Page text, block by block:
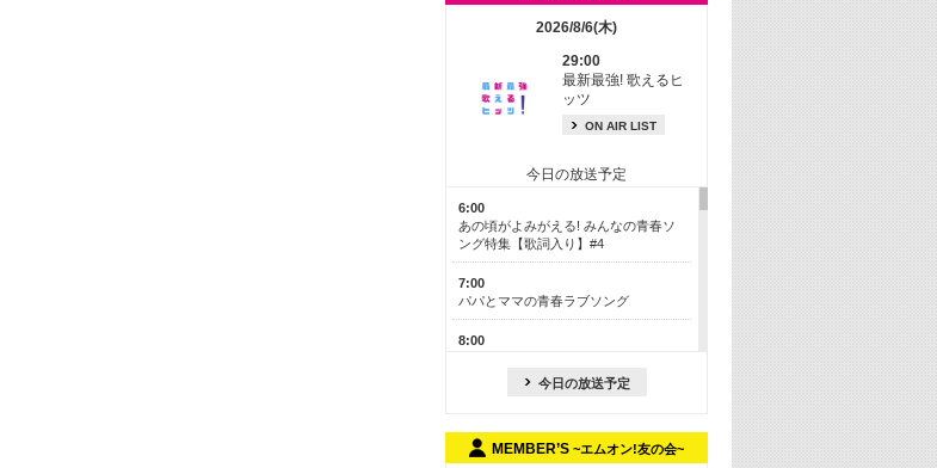
2026/8/6(木)
29:00
最新最強! 歌えるヒ
ッツ
ON AIR LIST
今日の放送予定
6:00
あの頃がよみがえる! みんなの青春ソ
ング特集【歌詞入り】#4
7:00
パパとママの青春ラブソング
8:00
13:00
今日の放送予定
MEMBER’S ~エムオン!友の会~